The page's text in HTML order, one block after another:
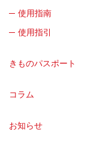
使用指南
使用指引
きものパスポート
コラム
お知らせ